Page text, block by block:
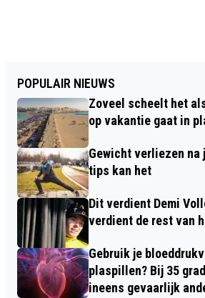
POPULAIR NIEUWS
Zoveel scheelt het
op vakantie gaat in
Gewicht verliezen na
tips kan het
Dit verdient Demi
verdient de rest van
Gebruik je
plaspillen? Bij 35
ineens gevaarlijk